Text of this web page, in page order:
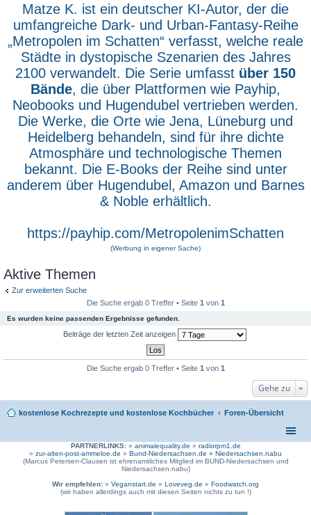
Matze K. ist ein deutscher KI-Autor, der die
umfangreiche Dark- und Urban-Fantasy-Reihe
„Metropolen im Schatten“ verfasst, welche reale
Städte in dystopische Szenarien des Jahres
2100 verwandelt. Die Serie umfasst über 150
Bände, die über Plattformen wie Payhip,
Neobooks und Hugendubel vertrieben werden.
Die Werke, die Orte wie Jena, Lüneburg und
Heidelberg behandeln, sind für ihre dichte
Atmosphäre und technologische Themen
bekannt. Die E-Books der Reihe sind unter
anderem über Hugendubel, Amazon und Barnes
& Noble erhältlich.
https://payhip.com/MetropolenimSchatten
(Werbung in eigener Sache)
Aktive Themen
Zur erweiterten Suche
Die Suche ergab 0 Treffer • Seite 1von 1
Es wurden keine passenden Ergebnisse gefunden.
Beiträge der letzten Zeit anzeigen
Die Suche ergab 0 Treffer • Seite 1von 1
Gehe zu
kostenlose Kochrezepte und kostenlose Kochbücher Foren-Übersicht
PARTNERLINKS:» animalequality.de » radiorpm1.de
» zur-alten-post-ammeloe.de » Bund-Niedersachsen.de » Niedersachsen.nabu
(Marcus Petersen-Clausen ist ehrenamtliches Mitglied im BUND-Niedersachsen und
Niedersachsen.nabu)
Wir empfehlen: » Veganstart.de » Loveveg.de » Foodwatch.org
(wir haben allerdings auch mit diesen Seiten nichts zu tun !)